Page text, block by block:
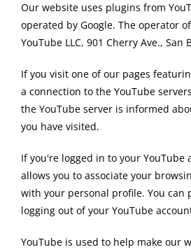
Our website uses plugins from
operated by Google. The operator
YouTube LLC, 901 Cherry Ave., San
If you visit one of our pages
a connection to the YouTube
the YouTube server is informed
you have visited.
If you're logged in to your YouTube
allows you to associate your
with your personal profile. You can
logging out of your YouTube
YouTube is used to help make our